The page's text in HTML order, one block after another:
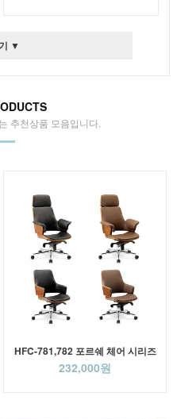
▼
추천상품 모음입니다.
HFC-781,782 포르쉐 체어 시리즈
232,000원